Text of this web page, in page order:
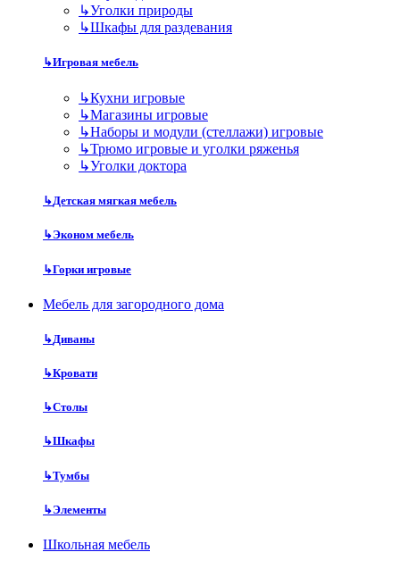
↳Уголки природы
↳Шкафы для раздевания
↳Игровая мебель
↳Кухни игровые
↳Магазины игровые
↳Наборы и модули (стеллажи) игровые
↳Трюмо игровые и уголки ряженья
↳Уголки доктора
↳Детская мягкая мебель
↳Эконом мебель
↳Горки игровые
Мебель для загородного дома
↳Диваны
↳Кровати
↳Столы
↳Шкафы
↳Тумбы
↳Элементы
Школьная мебель